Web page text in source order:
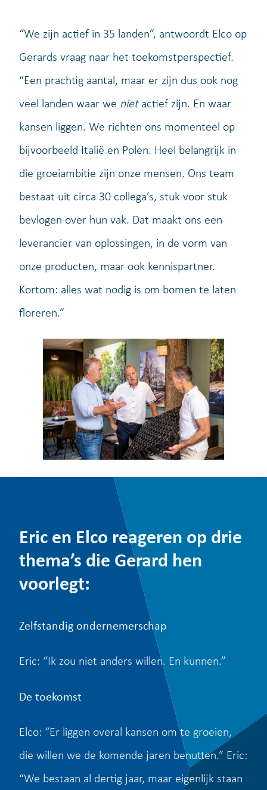
“We zijn actief in 35 landen”, antwoordt Elco op
Gerards vraag naar het toekomstperspectief.
“Een prachtig aantal, maar er zijn dus ook nog
veel landen waar we nietactief zijn. En waar
kansen liggen. We richten ons momenteel op
bijvoorbeeld Italië en Polen. Heel belangrijk in
die groeiambitie zijn onze mensen. Ons team
bestaat uit circa 30 collega’s, stuk voor stuk
bevlogen over hun vak. Dat maakt ons een
leverancier van oplossingen, in de vorm van
onze producten, maar ook kennispartner.
Kortom: alles wat nodig is om bomen te laten
floreren.”
Eric en Elco reageren op drie
thema’s die Gerard hen
voorlegt:
Zelfstandig ondernemerschap
Eric: “Ik zou niet anders willen. En kunnen.”
De toekomst
Elco: “Er liggen overal kansen om te groeien,
die willen we de komende jaren benutten.” Eric:
“We bestaan al dertig jaar, maar eigenlijk staan